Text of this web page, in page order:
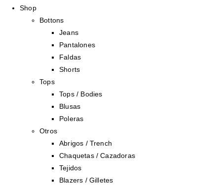
Shop
Bottons
Jeans
Pantalones
Faldas
Shorts
Tops
Tops / Bodies
Blusas
Poleras
Otros
Abrigos / Trench
Chaquetas / Cazadoras
Tejidos
Blazers / Gilletes